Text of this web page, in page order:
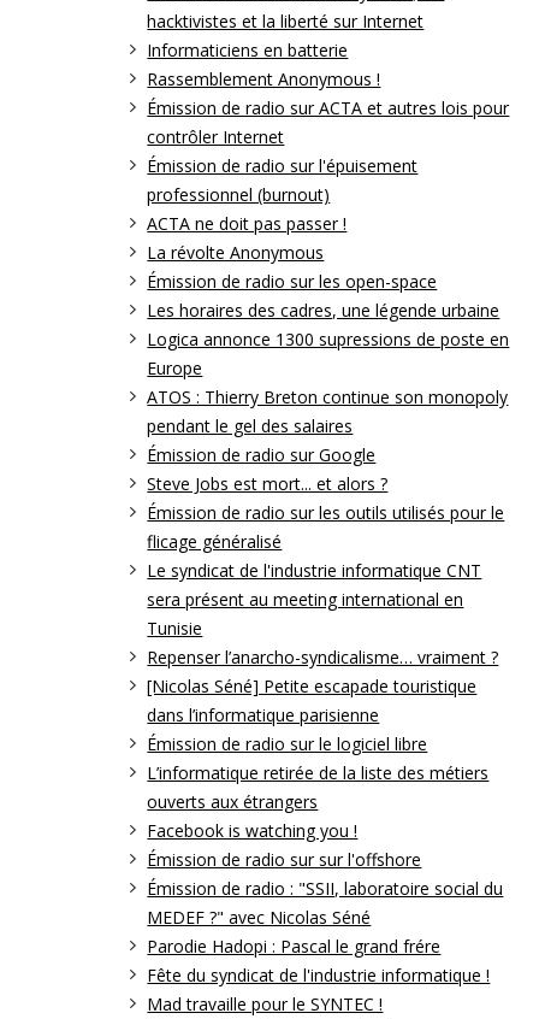
hacktivistes et la liberté sur Internet
Informaticiens en batterie
Rassemblement Anonymous !
Émission de radio sur ACTA et autres lois pour
contrôler Internet
Émission de radio sur l'épuisement
professionnel (burnout)
ACTA ne doit pas passer !
La révolte Anonymous
Émission de radio sur les open-space
Les horaires des cadres, une légende urbaine
Logica annonce 1300 supressions de poste en
Europe
ATOS : Thierry Breton continue son monopoly
pendant le gel des salaires
Émission de radio sur Google
Steve Jobs est mort... et alors ?
Émission de radio sur les outils utilisés pour le
flicage généralisé
Le syndicat de l'industrie informatique CNT
sera présent au meeting international en
Tunisie
Repenser l’anarcho-syndicalisme… vraiment ?
[Nicolas Séné] Petite escapade touristique
dans l’informatique parisienne
Émission de radio sur le logiciel libre
L’informatique retirée de la liste des métiers
ouverts aux étrangers
Facebook is watching you !
Émission de radio sur sur l'offshore
Émission de radio : "SSII, laboratoire social du
MEDEF ?" avec Nicolas Séné
Parodie Hadopi : Pascal le grand frére
Fête du syndicat de l'industrie informatique !
Mad travaille pour le SYNTEC !